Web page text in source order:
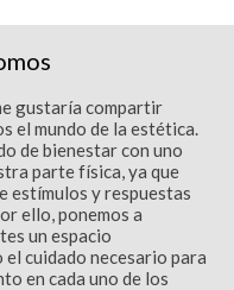
gustaría compartir
el mundo de la estética.
de bienestar con uno
parte física, ya que
estímulos y respuestas
ello, ponemos a
un espacio
cuidado necesario para
en cada uno de los